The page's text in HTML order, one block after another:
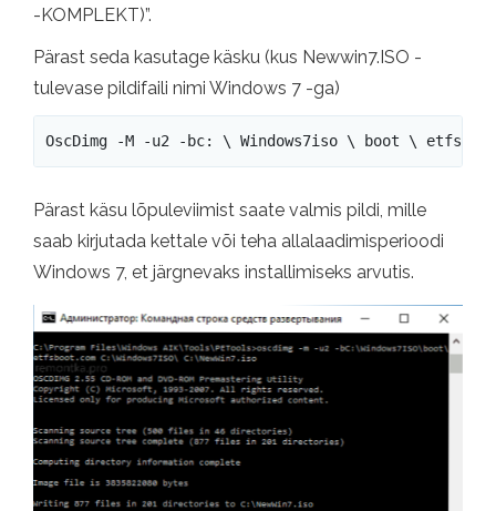
-KOMPLEKT)”.
Pärast seda kasutage käsku (kus Newwin7.ISO -
tulevase pildifaili nimi Windows 7 -ga)
OscDimg -M -u2 -bc: \ Windows7iso \ boot \
Pärast käsu lõpuleviimist saate valmis pildi, mille
saab kirjutada kettale või teha allalaadimisperioodi
Windows 7, et järgnevaks installimiseks arvutis.